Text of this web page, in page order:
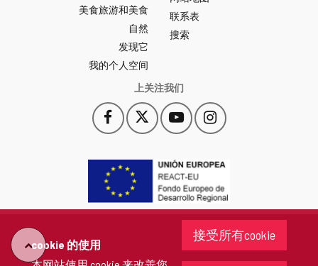
cookie 的使用
接受所有cookie
站
门
户
-
美食旅游和美食
自然
发现它
我的个人空间
联系表
搜索
上关注我们
Facebook
此
链
会
打
开
一
此
链
一
YouTube
此
链
会
打
开
一
个
窗
Instagram
此
链
会
开
一
个
新
窗
"回